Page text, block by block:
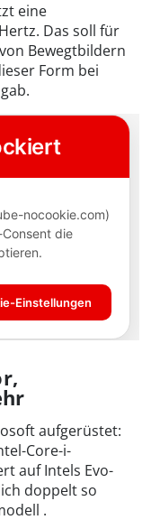
eine
Das soll für
Bewegtbildern
Form bei
aufgerüstet:
Core-i-
auf Intels Evo-
doppelt so
.